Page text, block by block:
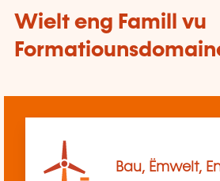
Wielt eng Famill vu
Bau, Ëmwelt,